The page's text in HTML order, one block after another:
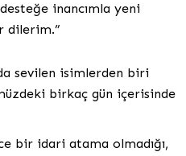
inancımla yeni
dilerim.”
sevilen isimlerden biri
birkaç gün içerisinde
bir idari atama olmadığı,